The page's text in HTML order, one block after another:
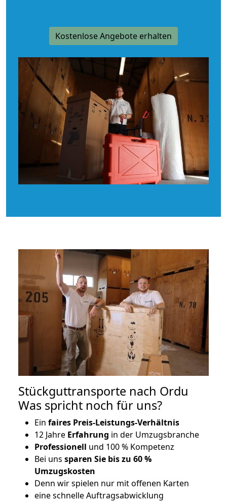
Kostenlose Angebote erhalten
Stückguttransporte nach Ordu
Was spricht noch für uns?
Ein faires Preis-Leistungs-Verhältnis
12 Jahre Erfahrung in der Umzugsbranche
Professionell und 100 % Kompetenz
Bei uns sparen Sie bis zu 60 %
Umzugskosten
Denn wir spielen nur mit offenen Karten
eine schnelle Auftragsabwicklung